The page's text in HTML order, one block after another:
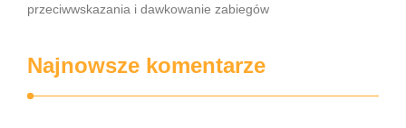
przeciwwskazania i dawkowanie zabiegów
Najnowsze komentarze